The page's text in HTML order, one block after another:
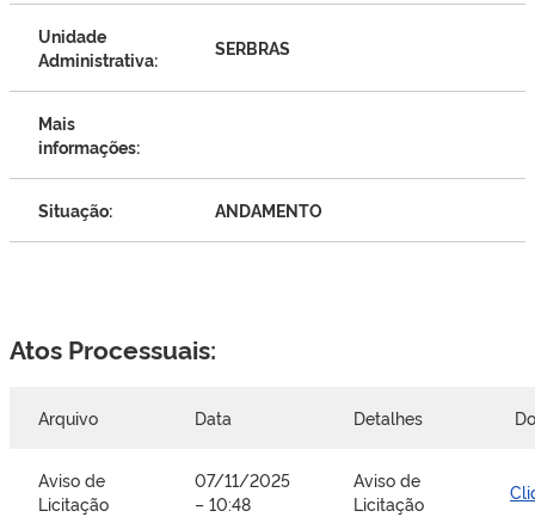
Unidade
Administrativa:
SERBRAS
Mais
informações:
Situação: ANDAMENTO
Atos Processuais:
Arquivo Data Detalhes
Aviso de
Licitação
07/11/2025
– 10:48
Aviso de
Licitação